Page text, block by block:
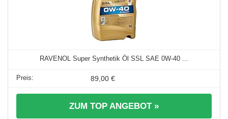
RAVENOL Super Synthetik Öl SSL SAE 0W-40 ...
89,00 €
ZUM TOP ANGEBOT »